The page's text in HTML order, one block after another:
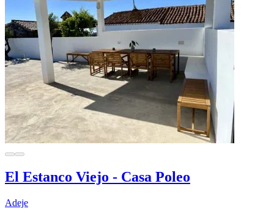
El Estanco Viejo - Casa Poleo
Adeje